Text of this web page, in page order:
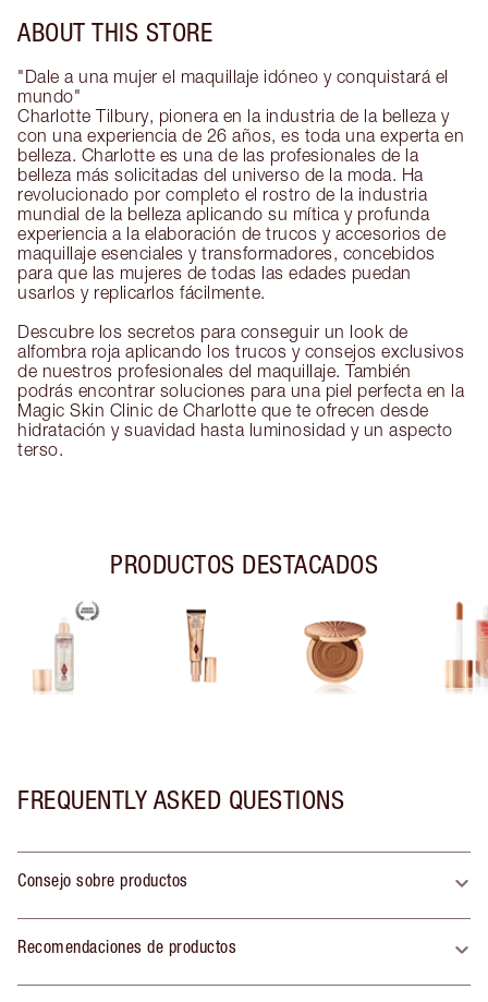
ABOUT THIS STORE
"Dale a una mujer el maquillaje idóneo y conquistará el
mundo"
Charlotte Tilbury, pionera en la industria de la belleza y
con una experiencia de 26 años, es toda una experta en
belleza. Charlotte es una de las profesionales de la
belleza más solicitadas del universo de la moda. Ha
revolucionado por completo el rostro de la industria
mundial de la belleza aplicando su mítica y profunda
experiencia a la elaboración de trucos y accesorios de
maquillaje esenciales y transformadores, concebidos
para que las mujeres de todas las edades puedan
usarlos y replicarlos fácilmente.
Descubre los secretos para conseguir un look de
alfombra roja aplicando los trucos y consejos exclusivos
de nuestros profesionales del maquillaje. También
podrás encontrar soluciones para una piel perfecta en la
Magic Skin Clinic de Charlotte que te ofrecen desde
hidratación y suavidad hasta luminosidad y un aspecto
terso.
PRODUCTOS DESTACADOS
FREQUENTLY ASKED QUESTIONS
Consejo sobre productos
Recomendaciones de productos